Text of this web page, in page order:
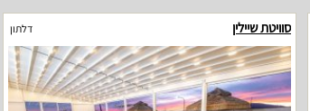
סוויטת שיילין דלתון